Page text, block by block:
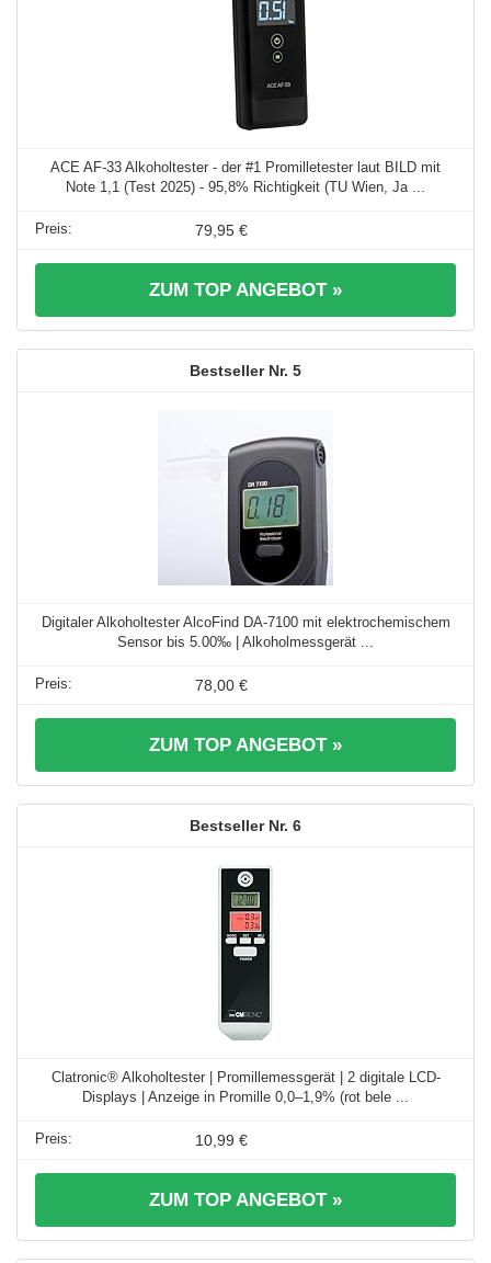
ACE AF-33 Alkoholtester - der #1 Promilletester laut BILD mit
Note 1,1 (Test 2025) - 95,8% Richtigkeit (TU Wien, Ja ...
79,95 €
ZUM TOP ANGEBOT »
5
Digitaler Alkoholtester AlcoFind DA-7100 mit elektrochemischem
Sensor bis 5.00‰ | Alkoholmessgerät ...
78,00 €
ZUM TOP ANGEBOT »
6
Clatronic® Alkoholtester | Promillemessgerät | 2 digitale LCD-
Displays | Anzeige in Promille 0,0–1,9% (rot bele ...
10,99 €
ZUM TOP ANGEBOT »